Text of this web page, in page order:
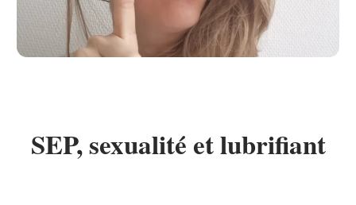
SEP, sexualité et lubrifiant